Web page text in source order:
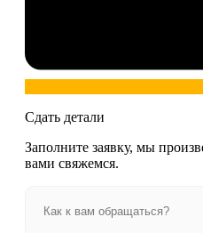
Сдать детали
Заполните заявку, мы
вами свяжемся.